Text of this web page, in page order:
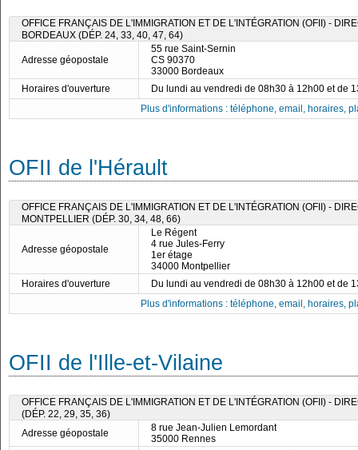
OFFICE FRANÇAIS DE L'IMMIGRATION ET DE L'INTÉGRATION (OFII) -
BORDEAUX (DÉP. 24, 33, 40, 47, 64)
Adresse géopostale
55 rue Saint-Sernin
CS 90370
33000 Bordeaux
Horaires d'ouverture
Du lundi au vendredi de 08h30 à 12h00 et de
Plus d'informations : téléphone, email, horaires,
OFII de l'Hérault
OFFICE FRANÇAIS DE L'IMMIGRATION ET DE L'INTÉGRATION (OFII) -
MONTPELLIER (DÉP. 30, 34, 48, 66)
Adresse géopostale
Le Régent
4 rue Jules-Ferry
1er étage
34000 Montpellier
Horaires d'ouverture
Du lundi au vendredi de 08h30 à 12h00 et de
Plus d'informations : téléphone, email, horaires,
OFII de l'Ille-et-Vilaine
OFFICE FRANÇAIS DE L'IMMIGRATION ET DE L'INTÉGRATION (OFII) -
(DÉP. 22, 29, 35, 36)
Adresse géopostale
8 rue Jean-Julien Lemordant
35000 Rennes